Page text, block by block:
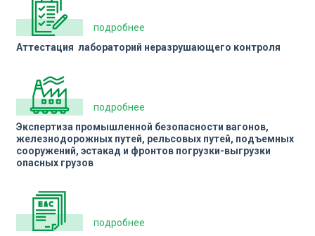
подробнее
Аттестация лабораторий неразрушающего контроля
подробнее
Экспертиза промышленной безопасности вагонов,
железнодорожных путей, рельсовых путей, подъемных
сооружений, эстакад и фронтов погрузки-выгрузки
опасных грузов
подробнее